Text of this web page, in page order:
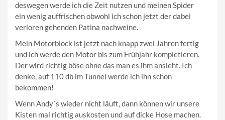
deswegen werde ich die Zeit nutzen und meinen Spider
ein wenig auffrischen obwohl ich schon jetzt der dabei
verloren gehenden Patina nachweine.
Mein Motorblock ist jetzt nach knapp zwei Jahren fertig
und ich werde den Motor bis zum Frühjahr kompletieren.
Der wird richtig böse ohne das man es ihm ansieht. Ich
denke, auf 110 db im Tunnel werde ich ihn schon
bekommen!
Wenn Andy´s wieder nicht läuft, dann können wir unsere
Kisten mal richtig auskosten und auf dicke Hose machen.